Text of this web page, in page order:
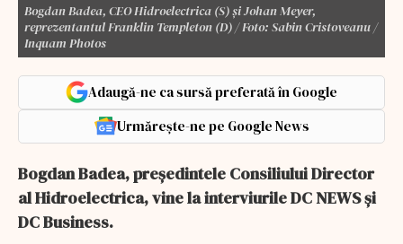
Bogdan Badea, CEO Hidroelectrica (S) și Johan Meyer,
reprezentantul Franklin Templeton (D) / Foto: Sabin Cristoveanu /
Inquam Photos
Adaugă-ne ca sursă preferată în Google
Urmărește-ne pe Google News
Bogdan Badea, preşedintele Consiliului Director
al Hidroelectrica, vine la interviurile DC NEWS şi
DC Business.